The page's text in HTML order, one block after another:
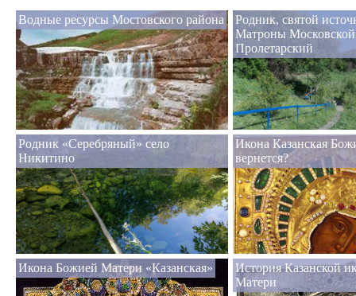
Водные ресурсы Мостовского района
Родник, святой
Матроны Московской
Пролетарский
Родник «Серебряный» село
Никитино
Икона Казанская
вернется?
Икона Божией Матери «Казанская»
История Казанской
Матери